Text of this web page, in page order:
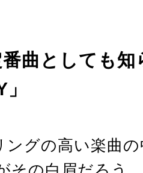
曲としても知
ングの高い楽曲